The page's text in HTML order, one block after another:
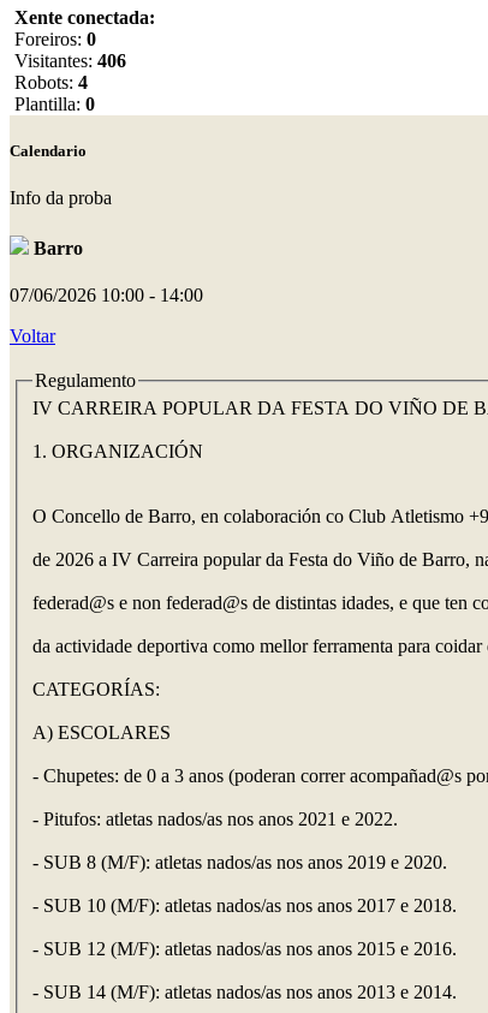
Xente conectada:
Foreiros: 0
Visitantes: 406
Robots: 4
Plantilla: 0
Calendario
Info da proba
Barro
07/06/2026 10:00 - 14:00
Voltar
Regulamento
IV CARREIRA POPULAR DA FESTA DO VIÑO DE
1. ORGANIZACIÓN
O Concello de Barro, en colaboración co Club Atletismo
de 2026 a IV Carreira popular da Festa do Viño de Barro,
federad@s e non federad@s de distintas idades, e que ten
da actividade deportiva como mellor ferramenta para coidar
CATEGORÍAS:
A) ESCOLARES
- Chupetes: de 0 a 3 anos (poderan correr acompañad@s
- Pitufos: atletas nados/as nos anos 2021 e 2022.
- SUB 8 (M/F): atletas nados/as nos anos 2019 e 2020.
- SUB 10 (M/F): atletas nados/as nos anos 2017 e 2018.
- SUB 12 (M/F): atletas nados/as nos anos 2015 e 2016.
- SUB 14 (M/F): atletas nados/as nos anos 2013 e 2014.